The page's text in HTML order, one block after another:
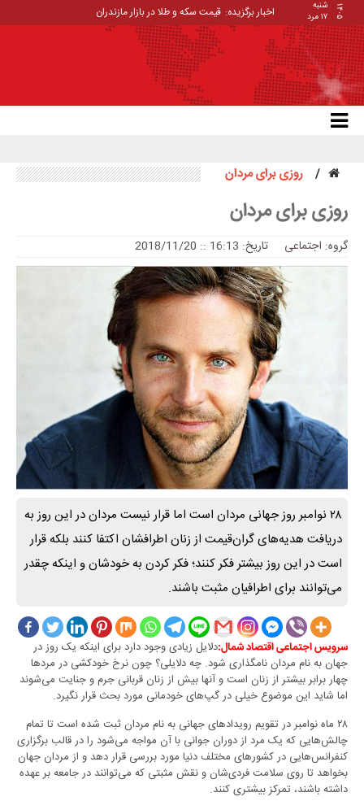
۱۴۰۵
شنبه
۱۷ مرد
اخبار برگزیده: قیمت سکه و طلا در بازار مازندران
روزی برای مردان
روزی برای مردان
گروه: اجتماعی تاریخ: 16:13 :: 2018/11/20
۲۸ نوامبر روز جهانی مردان است اما قرار نیست مردان در این روز به
دریافت هدیه‌های گران‌قیمت از زنان اطرافشان اکتفا کنند بلکه قرار
است در این روز بیشتر فکر کنند؛ فکر کردن به خودشان و اینکه چقدر
می‌توانند برای اطرافیان مثبت باشند.
سرویس اجتماعی اقتصاد شمال:دلایل زیادی وجود دارد برای اینکه یک روز در
جهان به نام مردان نامگذاری شود. چه دلایلی؟ چون نرخ خودکشی در مردها
چهار برابر بیشتر از زنان است و آنها بیش از زنان قربانی جرم و جنایت می‌شوند
اما شاید این موضوع خیلی در گپ‌های خودمانی مورد بحث قرار نگیرد.
۲۸ ماه نوامبر در تقویم رویدادهای جهانی به نام مردان ثبت شده است تا تمام
چالش‌هایی که یک مرد از دوران جوانی با آن مواجه می‌شود را در قالب برگزاری
کنفرانس‌هایی در کشورهای مختلف دنیا مورد بررسی قرار دهد و از مردان جهان
بخواهد تا روی سلامت فردی‌شان و نقش مثبتی که می‌توانند در جامعه بر عهده
داشته باشند،‌ تمرکز بیشتری کنند.